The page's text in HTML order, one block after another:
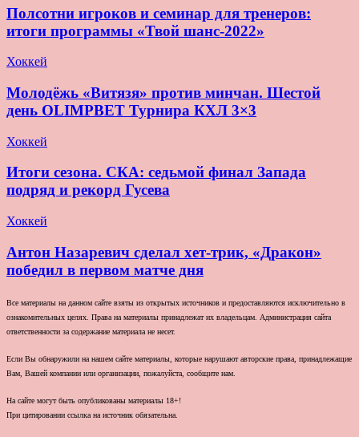
Полсотни игроков и семинар для тренеров:
итоги программы «Твой шанс-2022»
Хоккей
Молодёжь «Витязя» против минчан. Шестой
день OLIMPBET Турнира КХЛ 3×3
Хоккей
Итоги сезона. СКА: седьмой финал Запада
подряд и рекорд Гусева
Хоккей
Антон Назаревич сделал хет-трик, «Дракон»
победил в первом матче дня
Все материалы на данном сайте взяты из открытых источников и предоставляются исключительно в
ознакомительных целях. Права на материалы принадлежат их владельцам. Администрация сайта
ответственности за содержание материала не несет.
Если Вы обнаружили на нашем сайте материалы, которые нарушают авторские права, принадлежащие
Вам, Вашей компании или организации, пожалуйста, сообщите нам.
На сайте могут быть опубликованы материалы 18+!
При цитировании ссылка на источник обязательна.